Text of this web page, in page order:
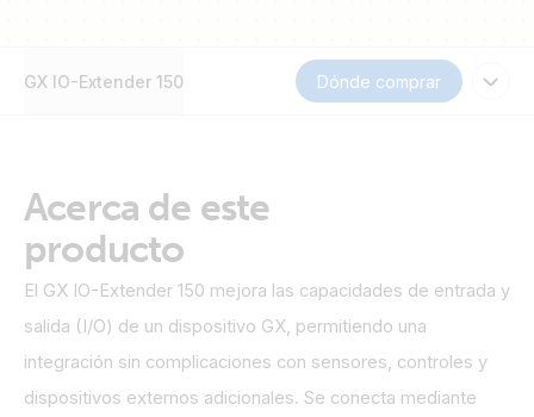
GX IO-Extender 150 Dónde comprar
Acerca de este
producto
El GX IO-Extender 150 mejora las capacidades de entrada y
salida (I/O) de un dispositivo GX, permitiendo una
integración sin complicaciones con sensores, controles y
dispositivos externos adicionales. Se conecta mediante